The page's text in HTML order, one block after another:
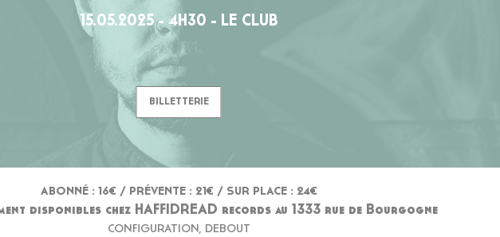
15.05.2025 - 4H30 - LE CLUB
BILLETTERIE
ABONNÉ : 16€ / PRÉVENTE : 21€ / SUR PLACE : 24€
disponibles chez HAFFIDREAD records au 1333 rue de Bourgogne
CONFIGURATION, DEBOUT